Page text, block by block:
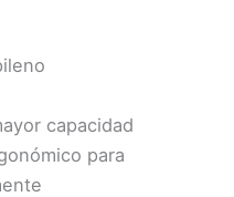
capacidad
para